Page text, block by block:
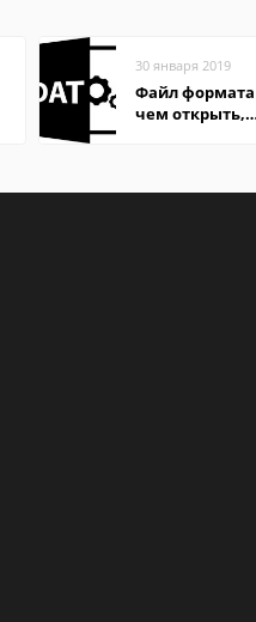
30 января 2019
Файл формата
чем открыть,